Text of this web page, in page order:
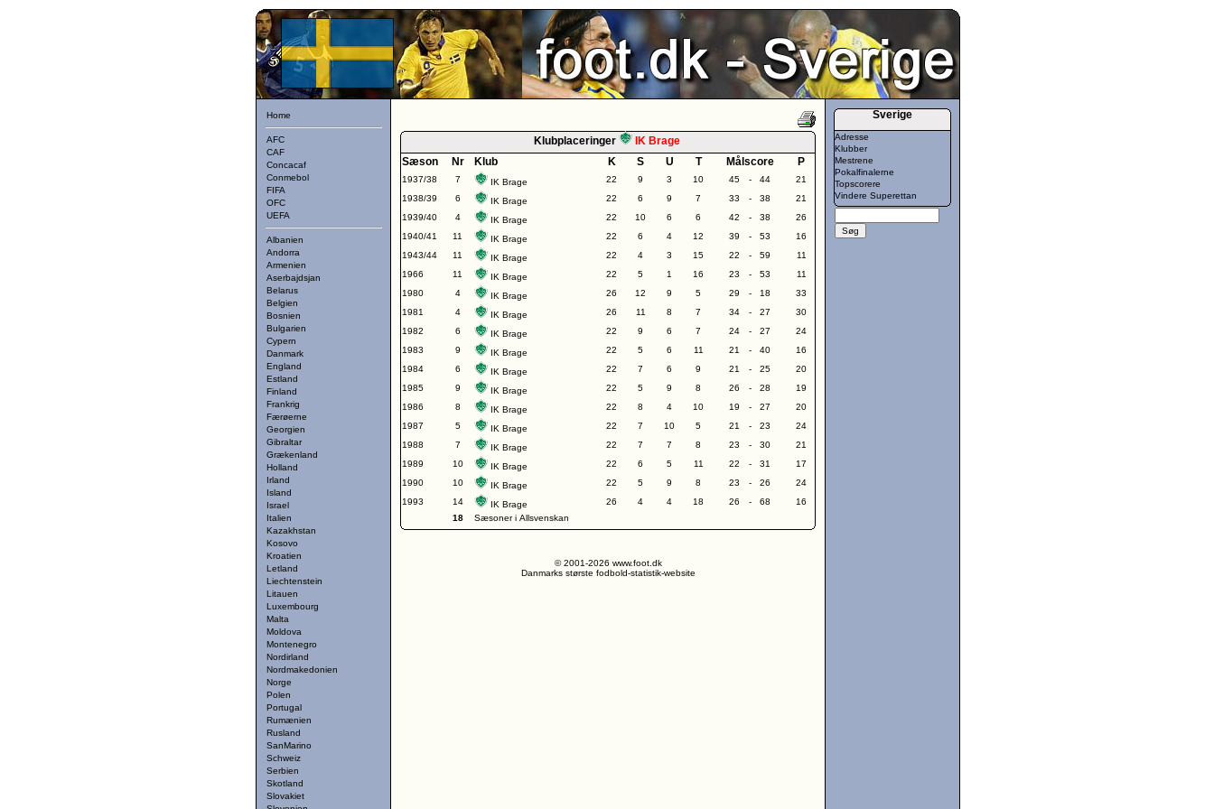
Home
AFC
CAF
Concacaf
Conmebol
FIFA
OFC
UEFA
Albanien
Andorra
Armenien
Aserbajdsjan
Belarus
Belgien
Bosnien
Bulgarien
Cypern
Danmark
England
Estland
Finland
Frankrig
Færøerne
Georgien
Gibraltar
Grækenland
Holland
Irland
Island
Israel
Italien
Kazakhstan
Kosovo
Kroatien
Letland
Liechtenstein
Litauen
Luxembourg
Malta
Moldova
Montenegro
Nordirland
Nordmakedonien
Norge
Polen
Portugal
Rumænien
Rusland
SanMarino
Schweiz
Serbien
Skotland
Slovakiet
Klubplaceringer
IK Brage
Sæson
Nr Klub K S U T Målscore P
1937/38 7 IK Brage 22 9 3 10 45 - 44
21
1938/39
6 IK Brage 22 6 9 7 33 - 38
21
1939/40
4 IK Brage 22 10 6 6 42 - 38
26
1940/41
11 IK Brage 22 6 4 12 39 - 53
16
1943/44
11 IK Brage 22 4 3 15 22 - 59
11
1966
11 IK Brage 22 5 1 16 23 - 53
11
1980
4 IK Brage 26 12 9 5 29 - 18
33
1981
4 IK Brage 26 11 8 7 34 - 27
30
1982
6 IK Brage 22 9 6 7 24 - 27
24
1983
9 IK Brage 22 5 6 11 21 - 40
16
1984
6 IK Brage 22 7 6 9 21 - 25
20
1985
9 IK Brage 22 5 9 8 26 - 28
19
1986
8 IK Brage 22 8 4 10 19 - 27
20
1987
5 IK Brage 22 7 10 5 21 - 23
24
1988
7 IK Brage 22 7 7 8 23 - 30
21
1989
10 IK Brage 22 6 5 11 22 - 31
17
1990
10 IK Brage 22 5 9 8 23 - 26
24
1993
14 IK Brage 26 4 4 18 26 - 68
16
18
Sæsoner i Allsvenskan
© 2001-2026 www.foot.dk
Danmarks største fodbold-statistik-website
Sverige
Adresse
Klubber
Mestrene
Pokalfinalerne
Topscorere
Vindere Superettan